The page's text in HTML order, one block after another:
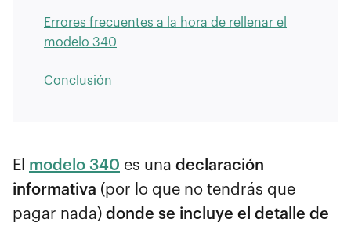
Errores frecuentes a la hora de rellenar el
modelo 340
Conclusión
El modelo 340 es una declaración
informativa (por lo que no tendrás que
pagar nada) donde se incluye el detalle de